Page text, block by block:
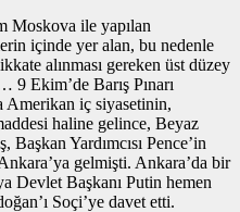
Moskova ile yapılan
içinde yer alan, bu nedenle
alınması gereken üst düzey
Ekim’de Barış Pınarı
Amerikan iç siyasetinin,
haline gelince, Beyaz
Yardımcısı Pence’in
gelmişti. Ankara’da bir
Devlet Başkanı Putin hemen
Soçi’ye davet etti.